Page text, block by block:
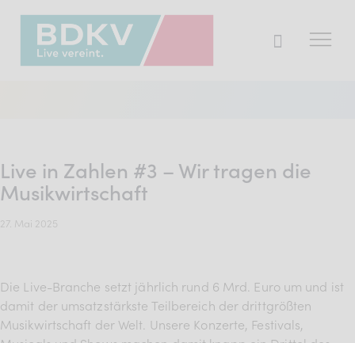
Live in Zahlen #3 – Wir tragen die
Musikwirtschaft
27. Mai 2025
Die Live-Branche setzt jährlich rund 6 Mrd. Euro um und ist
damit der umsatzstärkste Teilbereich der drittgrößten
Musikwirtschaft der Welt. Unsere Konzerte, Festivals,
Presse
Mitgliederbereich